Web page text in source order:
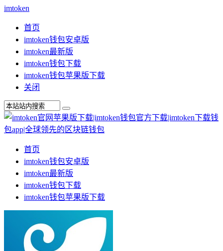
imtoken
首页
imtoken钱包安卓版
imtoken最新版
imtoken钱包下载
imtoken钱包苹果版下载
关闭
首页
imtoken钱包安卓版
imtoken最新版
imtoken钱包下载
imtoken钱包苹果版下载